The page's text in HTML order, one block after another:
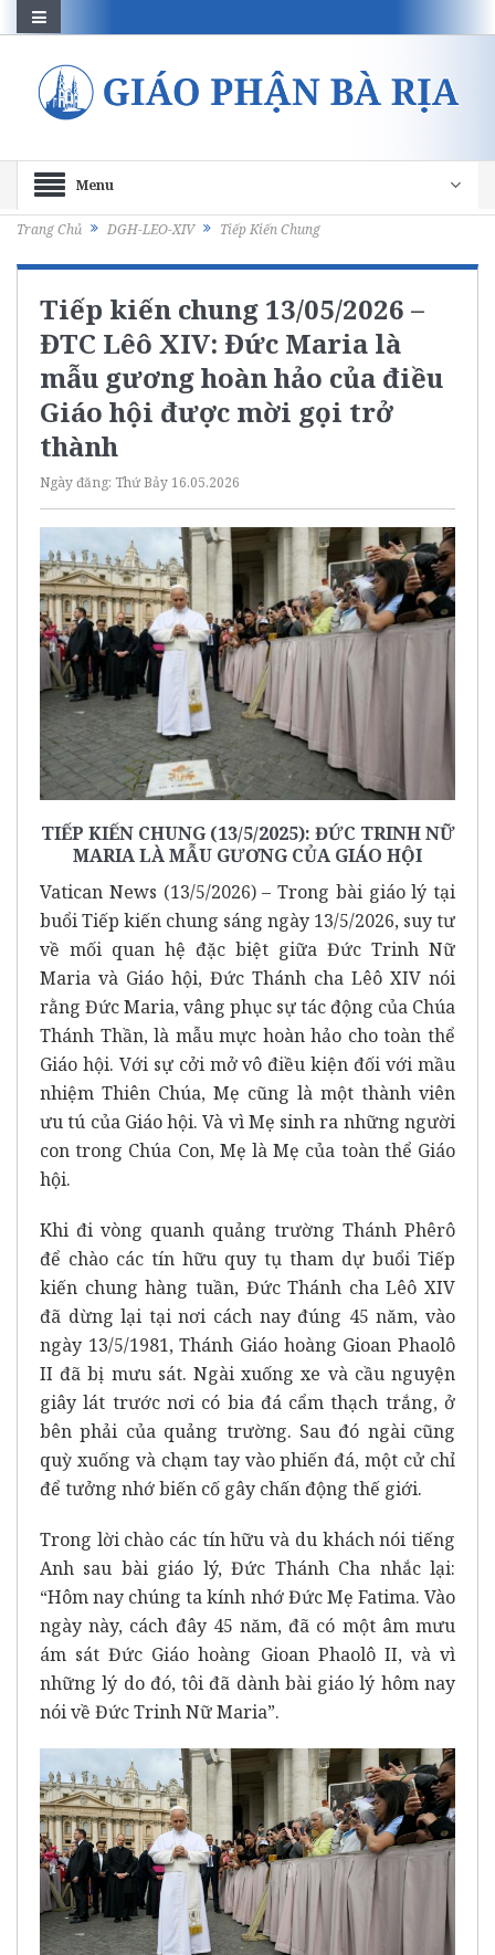
Menu
Trang Chủ DGH-LEO-XIV Tiếp Kiến Chung
Tiếp kiến chung 13/05/2026 –
ĐTC Lêô XIV: Đức Maria là
mẫu gương hoàn hảo của điều
Giáo hội được mời gọi trở
thành
Ngày đăng: Thứ Bảy 16.05.2026
TIẾP KIẾN CHUNG (13/5/2025): ĐỨC TRINH NỮ
MARIA LÀ MẪU GƯƠNG CỦA GIÁO HỘI
Vatican News (13/5/2026) – Trong bài giáo lý tại
buổi Tiếp kiến chung sáng ngày 13/5/2026, suy tư
về mối quan hệ đặc biệt giữa Đức Trinh Nữ
Maria và Giáo hội, Đức Thánh cha Lêô XIV nói
rằng Đức Maria, vâng phục sự tác động của Chúa
Thánh Thần, là mẫu mực hoàn hảo cho toàn thể
Giáo hội. Với sự cởi mở vô điều kiện đối với mầu
nhiệm Thiên Chúa, Mẹ cũng là một thành viên
ưu tú của Giáo hội. Và vì Mẹ sinh ra những người
con trong Chúa Con, Mẹ là Mẹ của toàn thể Giáo
hội.
Khi đi vòng quanh quảng trường Thánh Phêrô
để chào các tín hữu quy tụ tham dự buổi Tiếp
kiến chung hàng tuần, Đức Thánh cha Lêô XIV
đã dừng lại tại nơi cách nay đúng 45 năm, vào
ngày 13/5/1981, Thánh Giáo hoàng Gioan Phaolô
II đã bị mưu sát. Ngài xuống xe và cầu nguyện
giây lát trước nơi có bia đá cẩm thạch trắng, ở
bên phải của quảng trường. Sau đó ngài cũng
quỳ xuống và chạm tay vào phiến đá, một cử chỉ
để tưởng nhớ biến cố gây chấn động thế giới.
Trong lời chào các tín hữu và du khách nói tiếng
Anh sau bài giáo lý, Đức Thánh Cha nhắc lại:
“Hôm nay chúng ta kính nhớ Đức Mẹ Fatima. Vào
ngày này, cách đây 45 năm, đã có một âm mưu
ám sát Đức Giáo hoàng Gioan Phaolô II, và vì
những lý do đó, tôi đã dành bài giáo lý hôm nay
nói về Đức Trinh Nữ Maria”.